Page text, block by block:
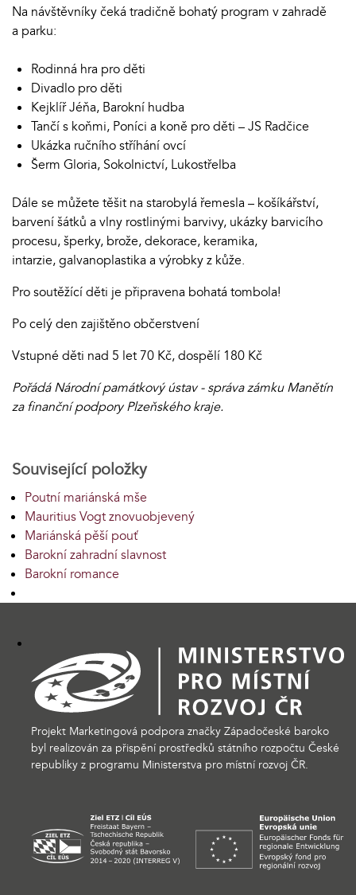
Na návštěvníky čeká tradičně bohatý program v zahradě
a parku:
Rodinná hra pro děti
Divadlo pro děti
Kejklíř Jéňa, Barokní hudba
Tančí s koňmi, Poníci a koně pro děti – JS Radčice
Ukázka ručního stříhání ovcí
Šerm Gloria, Sokolnictví, Lukostřelba
Dále se můžete těšit na starobylá řemesla – košíkářství,
barvení šátků a vlny rostlinými barvivy, ukázky barvicího
procesu, šperky, brože, dekorace, keramika,
intarzie, galvanoplastika a výrobky z kůže.
Pro soutěžící děti je připravena bohatá tombola!
Po celý den zajištěno občerstvení
Vstupné děti nad 5 let 70 Kč, dospělí 180 Kč
Pořádá Národní památkový ústav - správa zámku Manětín
za finanční podpory Plzeňského kraje.
Související položky
Poutní mariánská mše
Mauritius Vogt znovuobjevený
Mariánská pěší pouť
Barokní zahradní slavnost
Barokní romance
Projekt Marketingová podpora značky Západočeské baroko
byl realizován za přispění prostředků státního rozpočtu České
republiky z programu Ministerstva pro místní rozvoj ČR.